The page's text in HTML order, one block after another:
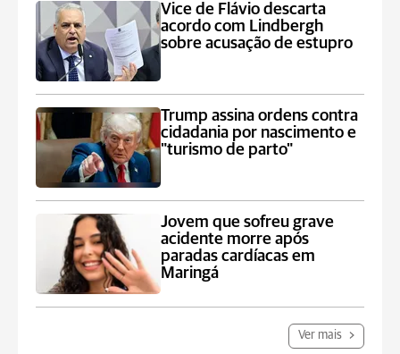
Vice de Flávio descarta
acordo com Lindbergh
sobre acusação de estupro
Trump assina ordens contra
cidadania por nascimento e
"turismo de parto"
Jovem que sofreu grave
acidente morre após
paradas cardíacas em
Maringá
Ver mais